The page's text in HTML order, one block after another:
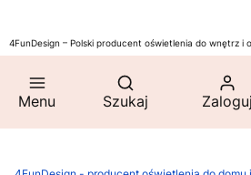
4FunDesign – Polski producent oświetlenia do wnętrz i
Menu
Otwórz
Szukaj Zaloguj